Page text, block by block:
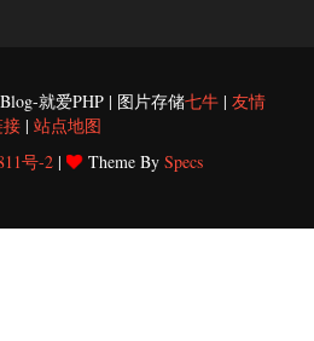
就爱PHP | 图片存储七牛| 友情
| 站点地图
号-2| Theme By Specs